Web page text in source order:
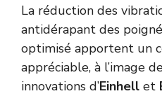
La réduction des
antidérapant des
optimisé apportent un
appréciable, à l’image
innovations d’Einhell et